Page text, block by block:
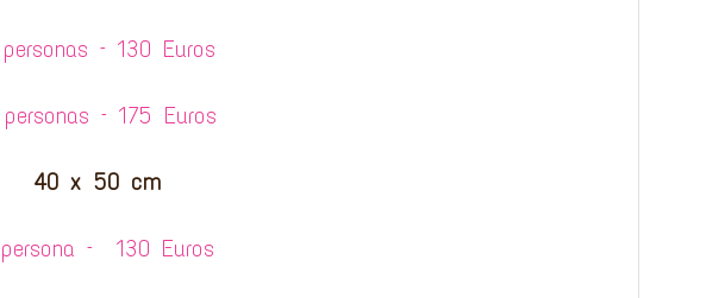
– 130 Euros
– 175 Euros
40 x 50 cm
– 130 Euros